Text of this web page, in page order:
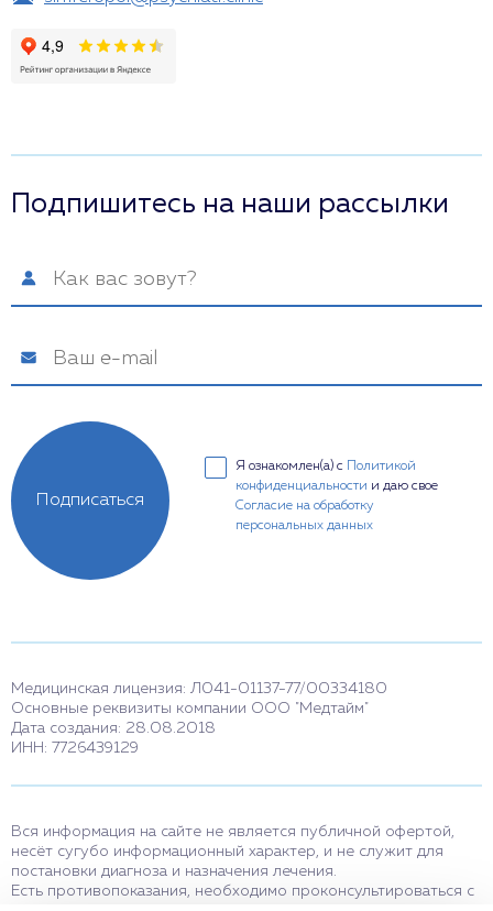
Подпишитесь на наши рассылки
Я ознакомлен(а) с
Политикой
конфиденциальности и даю свое
Согласие на обработку
персональных данных
Подписаться
Медицинская лицензия: Л041-01137-77/00334180
Основные реквизиты компании ООО "Медтайм"
Дата создания: 28.08.2018
ИНН: 7726439129
Вся информация на сайте не является публичной офертой,
несёт сугубо информационный характер, и не служит для
постановки диагноза и назначения лечения.
Есть противопоказания, необходимо проконсультироваться с